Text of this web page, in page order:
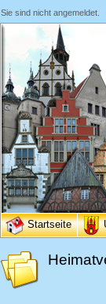
Sie sind nicht angemeldet.
Startseite